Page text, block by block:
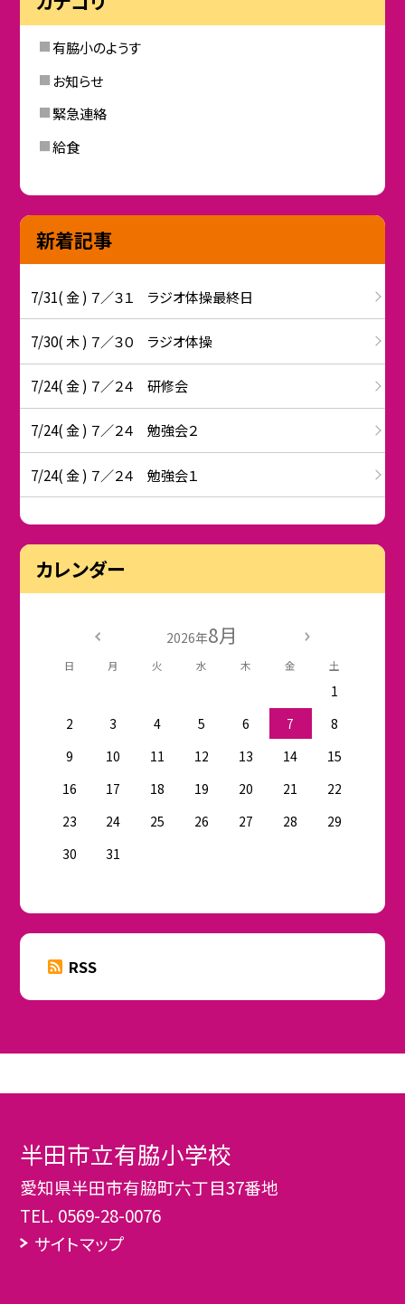
有脇小のようす
お知らせ
緊急連絡
給食
新着記事
7/31( 金 ) ７／３１ ラジオ体操最終日
7/30( 木 ) ７／３０ ラジオ体操
7/24( 金 ) ７／２４ 研修会
7/24( 金 ) ７／２４ 勉強会２
7/24( 金 ) ７／２４ 勉強会１
カレンダー
2026年8月
日 月 火 水 木 金 土
1
2
3 4 5 6 7
8
9
10 11 12 13 14
15
16
17 18 19 20 21
22
23
24 25 26 27 28
29
30
31
RSS
半田市立有脇小学校
愛知県半田市有脇町六丁目37番地
TEL. 0569-28-0076
サイトマップ